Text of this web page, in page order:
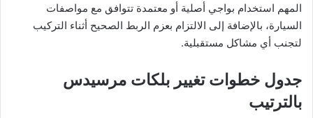
المهم استخدام بواجي أصلية أو معتمدة تتوافق مع مواصفات
السيارة، بالإضافة إلى الالتزام بعزم الربط الصحيح أثناء التركيب
لتجنب أي مشاكل مستقبلية.
جدول خطوات تغيير بلكات مرسيدس
بالترتيب